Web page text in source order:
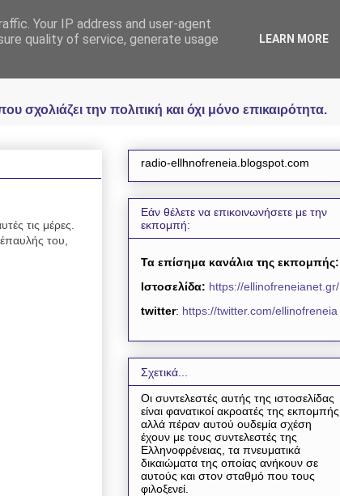
Unofficial
την πολιτική και όχι μόνο επικαιρότητα.
τις μέρες.
του,
radio-ellhnofreneia.blogspot.com
Εάν θέλετε να επικοινωνήσετε με την
εκπομπή:
Τα επίσημα κανάλια της εκπομπής:
Ιστοσελίδα: https://ellinofreneianet.gr/
twitter: https://twitter.com/ellinofreneia
Σχετικά...
Οι συντελεστές αυτής της ιστοσελίδας
είναι φανατικοί ακροατές της εκπομπής
αλλά πέραν αυτού ουδεμία σχέση
έχουν με τους συντελεστές της
Ελληνοφρένειας, τα πνευματικά
δικαιώματα της οποίας ανήκουν σε
αυτούς και στον σταθμό που τους
φιλοξενεί.
Your IP address and user-agent
quality of service, generate usage
LEARN MORE